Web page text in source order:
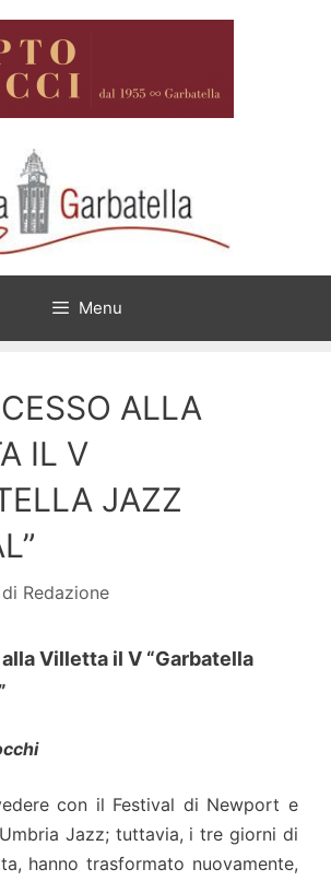
Menu
ALLA
IL V
JAZZ
di Redazione
Villetta il V “Garbatella
con il Festival di Newport e
Jazz; tuttavia, i tre giorni di
hanno trasformato nuovamente,